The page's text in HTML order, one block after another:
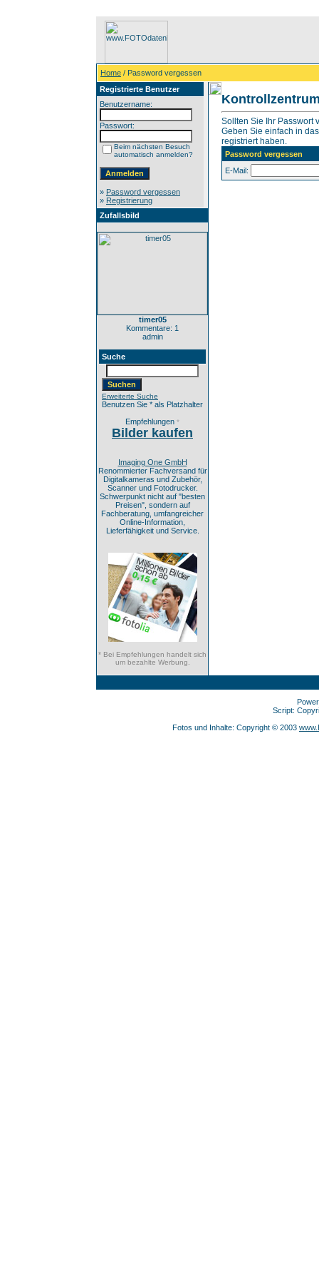
Home / Password vergessen
Registrierte Benutzer
Benutzername:
Passwort:
Beim nächsten Besuch
automatisch anmelden?
» Password vergessen
» Registrierung
Zufallsbild
timer05
Kommentare: 1
admin
Suche
Erweiterte Suche
Benutzen Sie * als Platzhalter
Empfehlungen *
Bilder kaufen
Imaging One GmbH
Renommierter Fachversand für
Digitalkameras und Zubehör,
Scanner und Fotodrucker.
Schwerpunkt nicht auf "besten
Preisen", sondern auf
Fachberatung, umfangreicher
Online-Information,
Lieferfähigkeit und Service.
* Bei Empfehlungen handelt sich
um bezahlte Werbung.
Sollten Sie Ihr Passwort
Geben Sie einfach in
registriert haben.
Password vergessen
E-Mail:
Script:
Fotos und Inhalte: Copyright © 2003